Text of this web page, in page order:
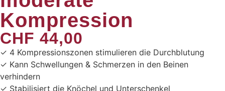
Kompression
CHF 44,00
✓ 4 Kompressionszonen stimulieren die Durchblutung
✓ Kann Schwellungen & Schmerzen in den Beinen
verhindern
✓ Stabilisiert die Knöchel und Unterschenkel